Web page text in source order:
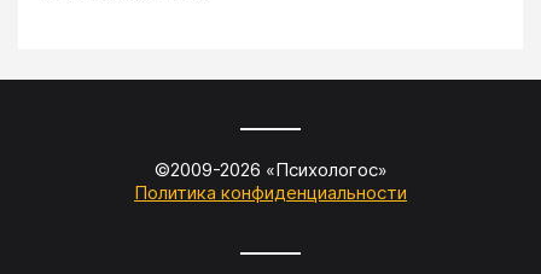
©2009-2026 «Психологос»
Политика конфиденциальности